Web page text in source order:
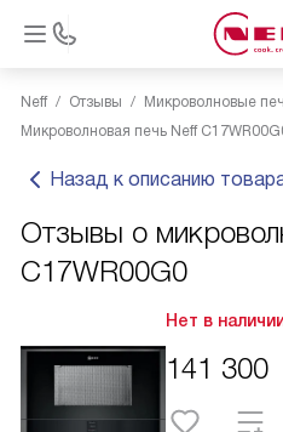
Neff Отзывы
Микроволновые
Микроволновая печь Neff
Назад к описанию
Отзывы о
C17WR00G0
Нет в
141 300